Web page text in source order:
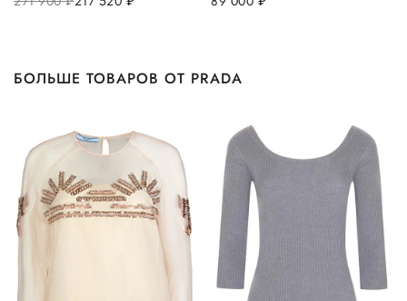
БОЛЬШЕ ТОВАРОВ ОТ PRADA